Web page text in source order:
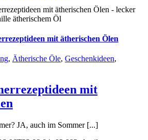
mit ätherischen Ölen
, Ätherische Öle, Geschenkideen,
mit
JA, auch im Sommer [...]